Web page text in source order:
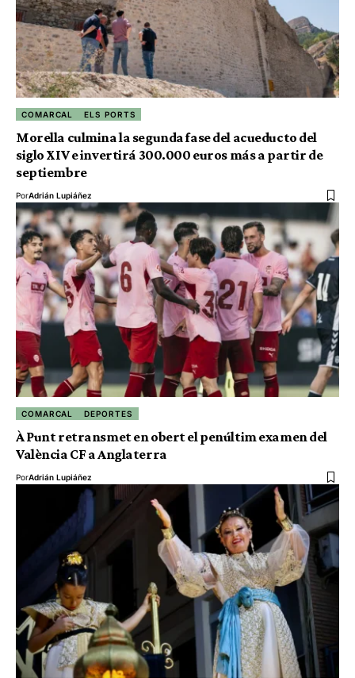
COMARCAL ELS PORTS
Morella culmina la segunda fase del acueducto del
siglo XIV e invertirá 300.000 euros más a partir de
septiembre
PorAdrián Lupiáñez
COMARCAL DEPORTES
À Punt retransmet en obert el penúltim examen del
València CF a Anglaterra
PorAdrián Lupiáñez